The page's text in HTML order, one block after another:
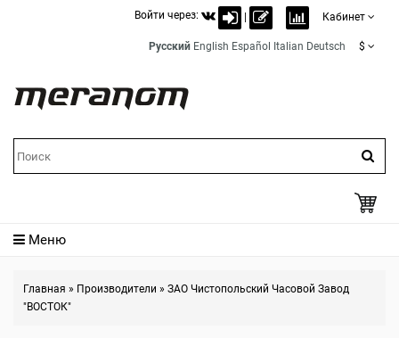
Войти через: Кабинет
Русский English Español Italian Deutsch $
Меню
Главная » Производители » ЗАО Чистопольский Часовой Завод
"ВОСТОК"